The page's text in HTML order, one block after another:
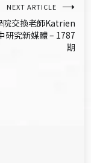
NEXT ARTICLE
院交換老師Katrien
研究新媒體 – 1787
期